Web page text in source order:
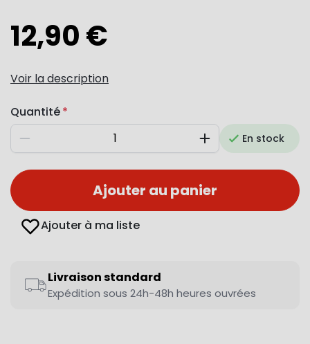
12,90 €
Voir la description
Quantité
Diminuer AugmenterEn stock
Ajouter au panier
Ajouter à ma liste
Livraison standard
Expédition sous 24h-48h heures ouvrées